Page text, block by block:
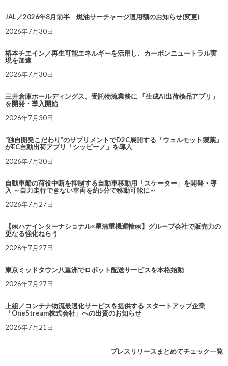
JAL／2026年8月前半 燃油サーチャージ適用額のお知らせ(変更)
2026年7月30日
椿本チエイン／再生可能エネルギーを活用し、カーボンニュートラル実
現を加速
2026年7月30日
三井倉庫ホールディングス、受託物流業務に 「生成AI出荷検品アプリ」
を開発・導入開始
2026年7月30日
“独自開発こだわり”のサプリメントでD2C展開する「ウェルモット製薬」
がEC自動出荷アプリ「シッピーノ」を導入
2026年7月30日
自動車船の荷役中断を抑制する自動車移動用「スケーター」を開発・導
入 ～自力走行できない車両を約5分で移動可能に～
2026年7月27日
【㈱ハナインターナショナル×星清重機運輸㈱】グループ会社で販売力の
更なる強化ねらう
2026年7月27日
東京ミッドタウン八重洲でロボット配送サービスを本格始動
2026年7月27日
上組／コンテナ物流最適化サービスを提供する スタートアップ企業
「OneStream株式会社」への出資のお知らせ
2026年7月21日
プレスリリースまとめてチェック一覧